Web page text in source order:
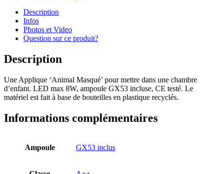
Description
Infos
Photos et Video
Question sur ce produit?
Description
Une Applique ‘Animal Masqué’ pour mettre dans une chambre
d’enfant. LED max 8W, ampoule GX53 incluse, CE testé. Le
matériel est fait à base de bouteilles en plastique recyclés.
Informations complémentaires
Ampoule GX53 inclus